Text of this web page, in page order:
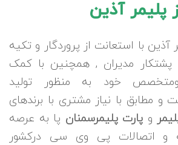
پلیمر آذین
با استعانت از پروردگار و تکیه
پشتکار مدیران , همچنین با کمک
خود به منظور تولید
و مطابق با نیاز مشتری با برندهای
و پارت پلیمرسمنان پا به عرصه
و اتصالات پی وی سی درکشور